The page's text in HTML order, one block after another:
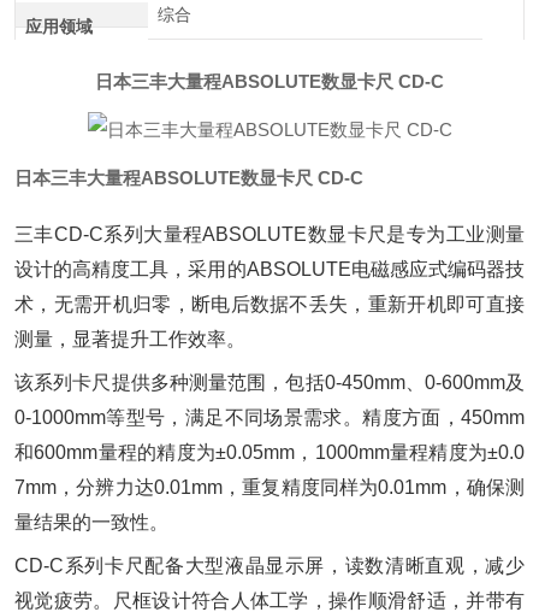
应用领域
综合
日本三丰大量程ABSOLUTE数显卡尺 CD-C
日本三丰大量程ABSOLUTE数显卡尺 CD-C
三丰CD-C系列大量程ABSOLUTE数显卡尺是专为工业测量
设计的高精度工具，采用的ABSOLUTE电磁感应式编码器技
术，无需开机归零，断电后数据不丢失，重新开机即可直接
测量，显著提升工作效率。
该系列卡尺提供多种测量范围，包括0-450mm、0-600mm及
0-1000mm等型号，满足不同场景需求。精度方面，450mm
和600mm量程的精度为±0.05mm，1000mm量程精度为±0.0
7mm，分辨力达0.01mm，重复精度同样为0.01mm，确保测
量结果的一致性。
CD-C系列卡尺配备大型液晶显示屏，读数清晰直观，减少
视觉疲劳。尺框设计符合人体工学，操作顺滑舒适，并带有